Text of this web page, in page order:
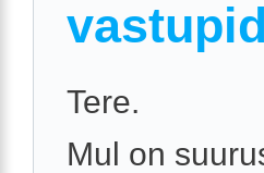
Tere.
Mul on